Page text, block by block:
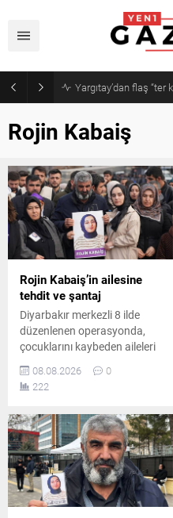
Narin cinayetinde
Rojin Kabaiş
Rojin Kabaiş’in ailesine
tehdit ve şantaj
Diyarbakır merkezli 8 ilde
düzenlenen operasyonda,
çocuklarını kaybeden aileleri
aldığı belirlenen 10 şüpheli
yakalandı. Şüphelilerden 2’si
ise ayrıca adli soruşturma
başlatıldı.
08.08.2026
0
222